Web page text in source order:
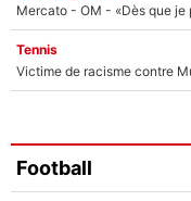
Tennis
Football